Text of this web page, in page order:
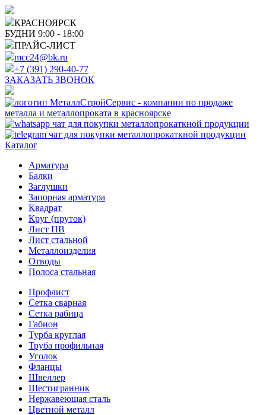
КРАСНОЯРСК
БУДНИ 9:00 - 18:00
ПРАЙС-ЛИСТ
mcc24@bk.ru
+7 (391) 290-40-77
ЗАКАЗАТЬ ЗВОНОК
Каталог
Арматура
Балки
Заглушки
Запорная арматура
Квадрат
Круг (пруток)
Лист ПВ
Лист стальной
Металлоизделия
Отводы
Полоса стальная
Профлист
Сетка сварная
Сетка рабица
Габион
Турба круглая
Труба профильная
Уголок
Фланцы
Швеллер
Шестигранник
Нержавеющая сталь
Цветной металл